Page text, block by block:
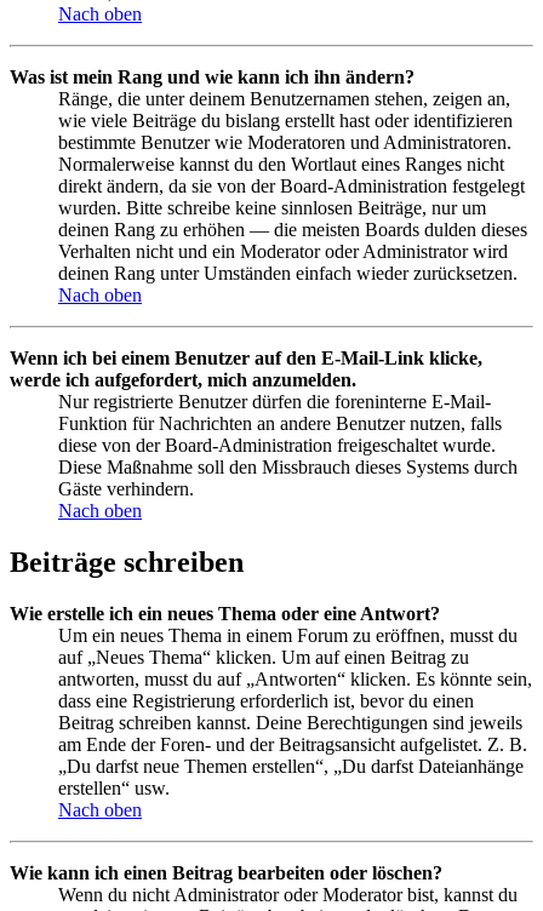
Nach oben
Was ist mein Rang und wie kann ich ihn ändern?
Ränge, die unter deinem Benutzernamen stehen, zeigen an,
wie viele Beiträge du bislang erstellt hast oder identifizieren
bestimmte Benutzer wie Moderatoren und Administratoren.
Normalerweise kannst du den Wortlaut eines Ranges nicht
direkt ändern, da sie von der Board-Administration festgelegt
wurden. Bitte schreibe keine sinnlosen Beiträge, nur um
deinen Rang zu erhöhen — die meisten Boards dulden dieses
Verhalten nicht und ein Moderator oder Administrator wird
deinen Rang unter Umständen einfach wieder zurücksetzen.
Nach oben
Wenn ich bei einem Benutzer auf den E-Mail-Link klicke,
werde ich aufgefordert, mich anzumelden.
Nur registrierte Benutzer dürfen die foreninterne E-Mail-
Funktion für Nachrichten an andere Benutzer nutzen, falls
diese von der Board-Administration freigeschaltet wurde.
Diese Maßnahme soll den Missbrauch dieses Systems durch
Gäste verhindern.
Nach oben
Beiträge schreiben
Wie erstelle ich ein neues Thema oder eine Antwort?
Um ein neues Thema in einem Forum zu eröffnen, musst du
auf „Neues Thema“ klicken. Um auf einen Beitrag zu
antworten, musst du auf „Antworten“ klicken. Es könnte sein,
dass eine Registrierung erforderlich ist, bevor du einen
Beitrag schreiben kannst. Deine Berechtigungen sind jeweils
am Ende der Foren- und der Beitragsansicht aufgelistet. Z. B.
„Du darfst neue Themen erstellen“, „Du darfst Dateianhänge
erstellen“ usw.
Nach oben
Wie kann ich einen Beitrag bearbeiten oder löschen?
Wenn du nicht Administrator oder Moderator bist, kannst du